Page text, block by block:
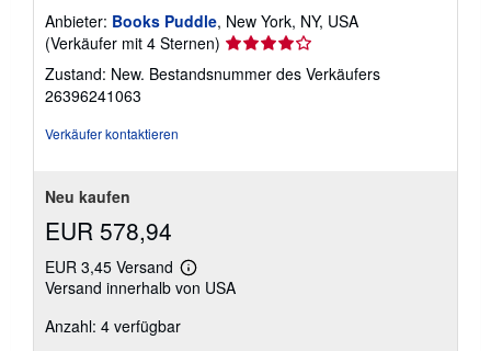
Anbieter: Books Puddle, New York, NY, USA
(Verkäufer mit 4 Sternen) Verkäuferbewertung
von
Zustand: New. Bestandsnummer des Verkäufers
26396241063
Verkäufer kontaktieren
Neu kaufen
EUR 578,94
EUR 3,45 Versand
Weitere
Informationen
Versand innerhalb von USA
Anzahl: 4 verfügbar